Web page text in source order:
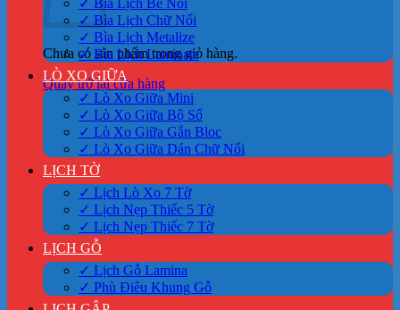
Chưa có sản phẩm trong giỏ hàng.
Quay trở lại cửa hàng
✓ Bìa Lịch Bế Nổi
✓ Bìa Lịch Chữ Nổi
✓ Bìa Lịch Metalize
✓ Bìa Lịch Laminate
LÒ XO GIỮA
✓ Lò Xo Giữa Mini
✓ Lò Xo Giữa Bộ Số
✓ Lò Xo Giữa Gắn Bloc
✓ Lò Xo Giữa Dán Chữ Nổi
LỊCH TỜ
✓ Lịch Lò Xo 7 Tờ
✓ Lịch Nẹp Thiếc 5 Tờ
✓ Lịch Nẹp Thiếc 7 Tờ
LỊCH GỖ
✓ Lịch Gỗ Lamina
✓ Phù Điêu Khung Gỗ